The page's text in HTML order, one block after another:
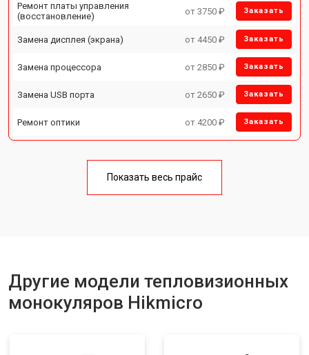
Ремонт платы управления
(восстановление)
от 3750 ₽ Заказать
Замена дисплея (экрана) от 4450 ₽ Заказать
Замена процессора от 2850 ₽ Заказать
Замена USB порта от 2650 ₽ Заказать
Ремонт оптики от 4200 ₽ Заказать
Показать весь прайс
Другие модели тепловизионных
монокуляров Hikmicro